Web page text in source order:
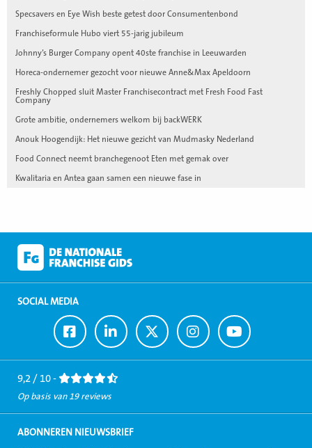
Specsavers en Eye Wish beste getest door Consumentenbond
Franchiseformule Hubo viert 55-jarig jubileum
Johnny’s Burger Company opent 40ste franchise in Leeuwarden
Horeca-ondernemer gezocht voor nieuwe Anne&Max Apeldoorn
Freshly Chopped sluit Master Franchisecontract met Fresh Food Fast
Company
Grote ambitie, ondernemers welkom bij backWERK
Anouk Hoogendijk: Het nieuwe gezicht van Mudmasky Nederland
Food Connect neemt branchegenoot Eten met gemak over
Kwalitaria en Antea gaan samen een nieuwe fase in
SOCIAL MEDIA
Ga
naar
Facebook
Ga
naar
LinkedIn
Ga
naar
Twitter
Ga
naar
Instagram
Ga
naar
Youtube
9,2 / 10 -
Op basis van 19 reviews
ABONNEREN NIEUWSBRIEF